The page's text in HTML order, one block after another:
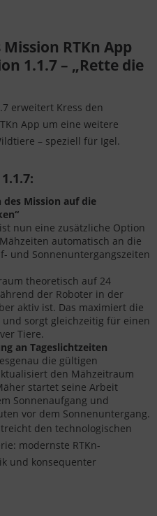
RTKn App
1.1.7 – „Rette die
erweitert Kress den
App um eine weitere
– speziell für Igel.
des Mission auf die
nun eine zusätzliche Option
automatisch an die
und Sonnenuntergangszeiten
theoretisch auf 24
der Roboter in der
aktiv ist. Das maximiert die
sorgt gleichzeitig für einen
Tiere.
an Tageslichtzeiten
die gültigen
den Mähzeitraum
startet seine Arbeit
Sonnenaufgang und
vor dem Sonnenuntergang.
den technologischen
modernste RTKn-
und konsequenter